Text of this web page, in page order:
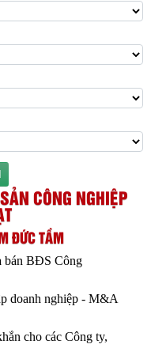
CÔNG NGHIỆP
ĐỨC TẦM
bán BĐS Công
doanh nghiệp - M&A
cho các Công ty,